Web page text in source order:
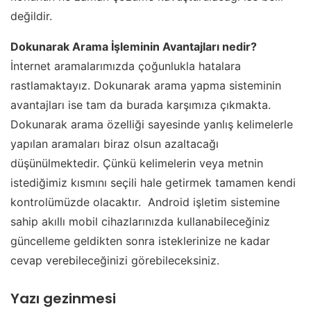
değildir.
Dokunarak Arama İşleminin Avantajları nedir?
İnternet aramalarımızda çoğunlukla hatalara
rastlamaktayız. Dokunarak arama yapma sisteminin
avantajları ise tam da burada karşımıza çıkmakta.
Dokunarak arama özelliği sayesinde yanlış kelimelerle
yapılan aramaları biraz olsun azaltacağı
düşünülmektedir. Çünkü kelimelerin veya metnin
istediğimiz kısmını seçili hale getirmek tamamen kendi
kontrolümüzde olacaktır. Android işletim sistemine
sahip akıllı mobil cihazlarınızda kullanabileceğiniz
güncelleme geldikten sonra isteklerinize ne kadar
cevap verebileceğinizi görebileceksiniz.
Yazı gezinmesi